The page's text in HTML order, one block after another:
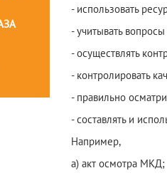
- использовать
- учитывать
- осуществлять
- контролировать
- правильно
- составлять и
Например,
а) акт осмотра МКД;